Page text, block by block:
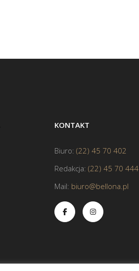
KONTAKT
Biuro: (22) 45 70 402
Redakcja: (22) 45 70 444
Mail: biuro@bellona.pl